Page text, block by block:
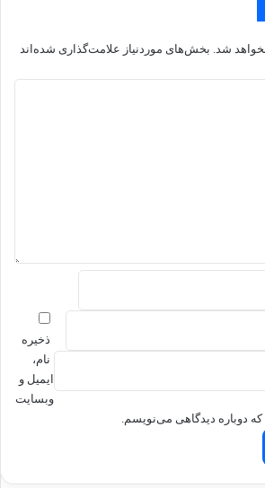
شد. بخش‌های موردنیاز علامت‌گذاری شده‌اند
ذخیره
نام،
ایمیل و
وبسایت
دوباره دیدگاهی می‌نویسم.